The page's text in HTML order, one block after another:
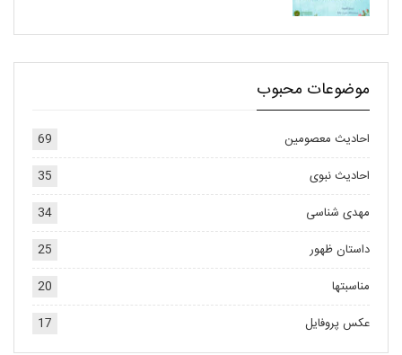
موضوعات محبوب
احادیث معصومین
69
احادیث نبوی
35
مهدی شناسی
34
داستان ظهور
25
مناسبتها
20
عکس پروفایل
17